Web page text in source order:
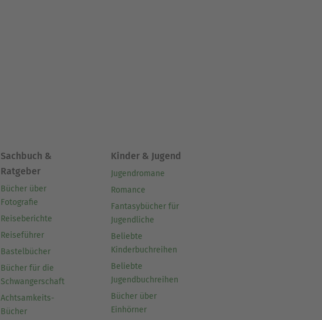
Sachbuch &
Ratgeber
Bücher über
Fotografie
Reiseberichte
Reiseführer
Bastelbücher
Bücher für die
Schwangerschaft
Achtsamkeits-
Bücher
Kinder & Jugend
Jugendromane
Romance
Fantasybücher für
Jugendliche
Beliebte
Kinderbuchreihen
Beliebte
Jugendbuchreihen
Bücher über
Einhörner